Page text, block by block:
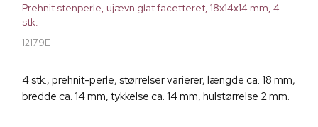
Prehnit stenperle, ujævn glat facetteret, 18x14x14 mm, 4
stk.
12179E
4 stk., prehnit-perle, størrelser varierer, længde ca. 18 mm,
bredde ca. 14 mm, tykkelse ca. 14 mm, hulstørrelse 2 mm.